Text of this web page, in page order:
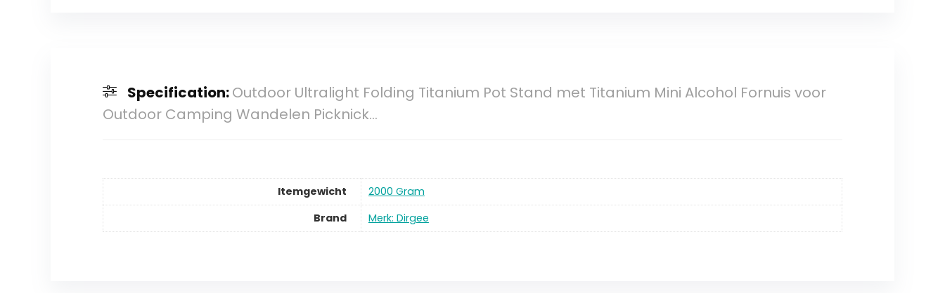
Specification:Outdoor Ultralight Folding Titanium Pot Stand met Titanium Mini Alcohol Fornuis voor
Outdoor Camping Wandelen Picknick…
Itemgewicht
2000 Gram
Brand
Merk: Dirgee